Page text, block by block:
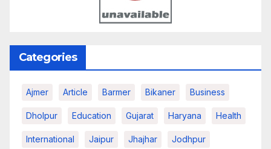
Categories
Ajmer Article Barmer Bikaner Business
Dholpur Education Gujarat Haryana Health
International Jaipur Jhajhar Jodhpur